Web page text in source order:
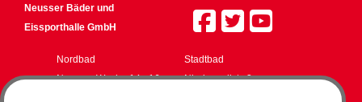
Neusser Bäder und
Eissporthalle GmbH
Nordbad
Neusser Weyhe 14 - 16
Stadtbad
Niederwallstr. 3